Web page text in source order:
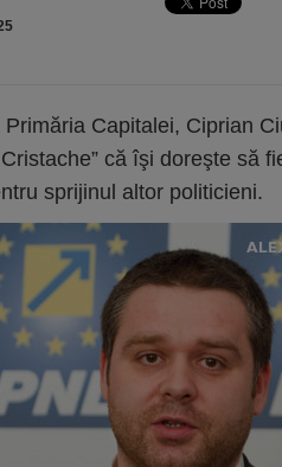
Primăria Capitalei, Ciprian
că îşi doreşte să
sprijinul altor politicieni.